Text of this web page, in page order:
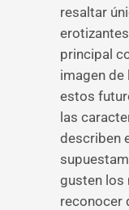
resaltar
principal
imagen de
estos
las
describen
gusten los
reconocer